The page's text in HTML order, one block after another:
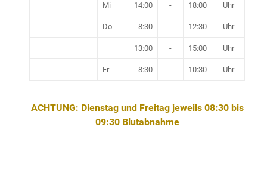
Mi 14:00 - 18:00 Uhr
Do 8:30 - 12:30 Uhr
13:00 - 15:00 Uhr
Fr 8:30 - 10:30 Uhr
ACHTUNG: Dienstag und Freitag jeweils 08:30 bis
09:30 Blutabnahme